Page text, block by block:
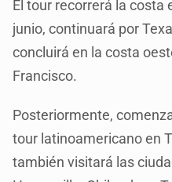
El tour recorrerá la costa
junio, continuará por
concluirá en la costa
Francisco.
Posteriormente,
tour latinoamericano en
también visitará las